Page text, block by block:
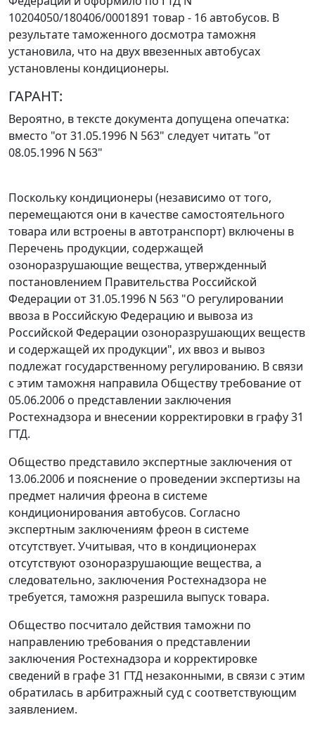
10204050/180406/0001891 товар - 16 автобусов. В
результате таможенного досмотра таможня
установила, что на двух ввезенных автобусах
установлены кондиционеры.
ГАРАНТ:
Вероятно, в тексте документа допущена опечатка:
вместо "от 31.05.1996 N 563" следует читать "от
08.05.1996 N 563"
Поскольку кондиционеры (независимо от того,
перемещаются они в качестве самостоятельного
товара или встроены в автотранспорт) включены в
Перечень продукции, содержащей
озоноразрушающие вещества, утвержденный
постановлением Правительства Российской
Федерации от 31.05.1996 N 563 "О регулировании
ввоза в Российскую Федерацию и вывоза из
Российской Федерации озоноразрушающих веществ
и содержащей их продукции", их ввоз и вывоз
подлежат государственному регулированию. В связи
с этим таможня направила Обществу требование от
05.06.2006 о представлении заключения
Ростехнадзора и внесении корректировки в графу 31
ГТД.
Общество представило экспертные заключения от
13.06.2006 и пояснение о проведении экспертизы на
предмет наличия фреона в системе
кондиционирования автобусов. Согласно
экспертным заключениям фреон в системе
отсутствует. Учитывая, что в кондиционерах
отсутствуют озоноразрушающие вещества, а
следовательно, заключения Ростехнадзора не
требуется, таможня разрешила выпуск товара.
Общество посчитало действия таможни по
направлению требования о представлении
заключения Ростехнадзора и корректировке
сведений в графе 31 ГТД незаконными, в связи с этим
обратилась в арбитражный суд с соответствующим
заявлением.